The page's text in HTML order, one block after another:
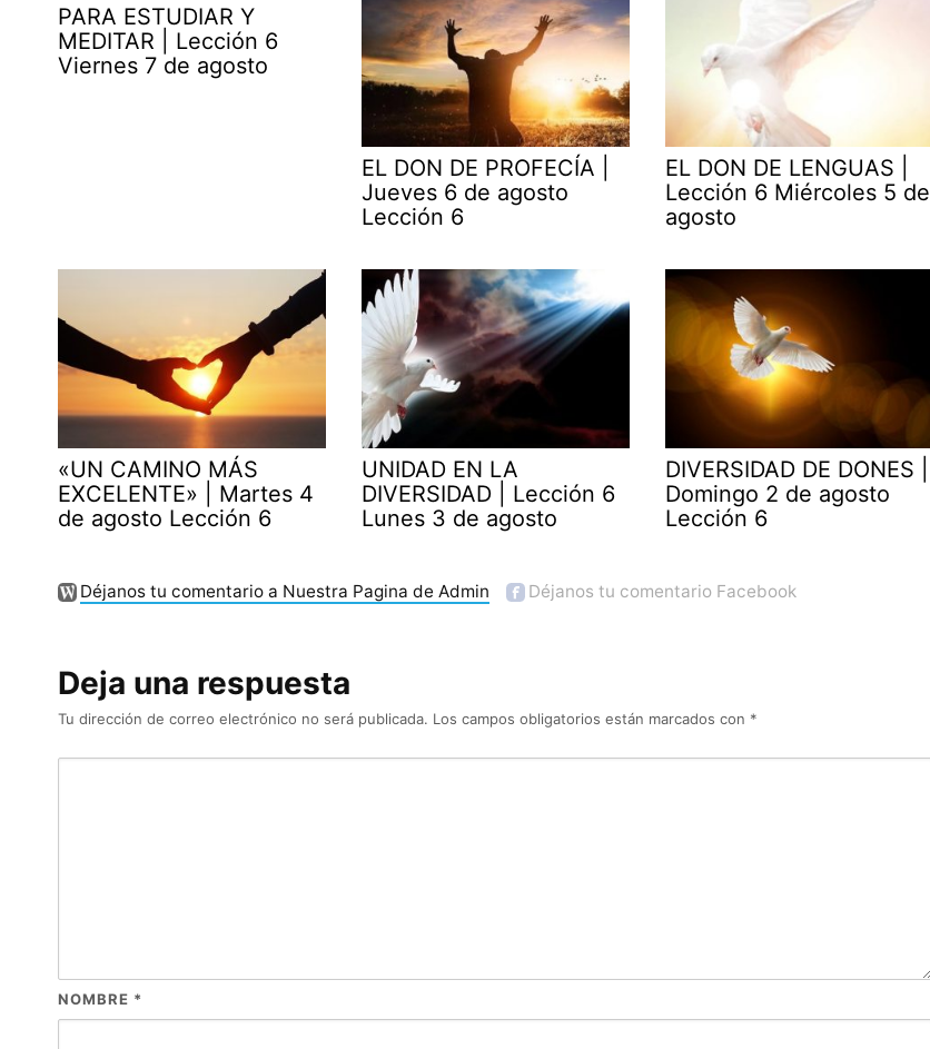
PARA ESTUDIAR Y
MEDITAR | Lección 6
Viernes 7 de agosto
EL DON DE PROFECÍA |
Jueves 6 de agosto
Lección 6
EL DON DE LENGUAS |
Lección 6 Miércoles 5 de
agosto
«UN CAMINO MÁS
EXCELENTE» | Martes 4
de agosto Lección 6
UNIDAD EN LA
DIVERSIDAD | Lección 6
Lunes 3 de agosto
DIVERSIDAD DE DONES |
Domingo 2 de agosto
Lección 6
Déjanos tu comentario a Nuestra Pagina de Admin Déjanos tu comentario Facebook
Deja una respuesta
Tu dirección de correo electrónico no será publicada. Los campos obligatorios están marcados con *
NOMBRE *